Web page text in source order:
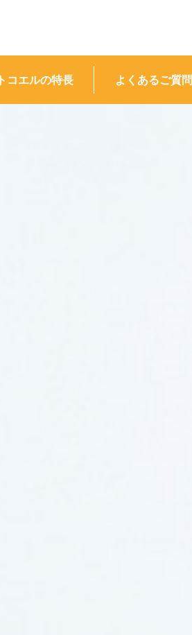
トコエルの特長 よくあるご質問